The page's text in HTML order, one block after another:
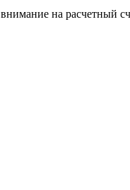
на расчетный